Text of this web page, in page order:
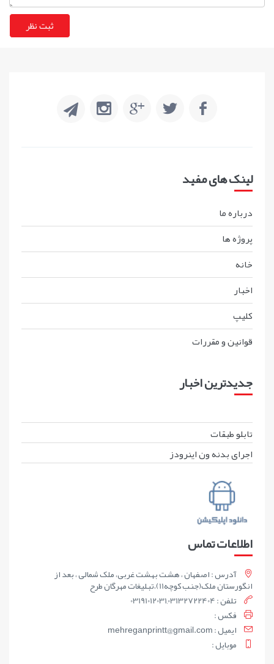
لینک های مفید
درباره ما
پروژه ها
خانه
اخبار
کليپ
قوانين و مقررات
جدیدترین اخبار
تابلو طبقات
اجرای بدنه ون اینرودز
اطلاعات تماس
آدرس : اصفهان ، هشت بهشت غربی، ملک شمالی ، بعد از
انگورستان ملک(جنب کوچه11)،تبلیغات مهرگان طرح
تلفن : 03191012031,03132722404
فکس :
ايميل : mehreganprintt@gmail.com
موبايل :